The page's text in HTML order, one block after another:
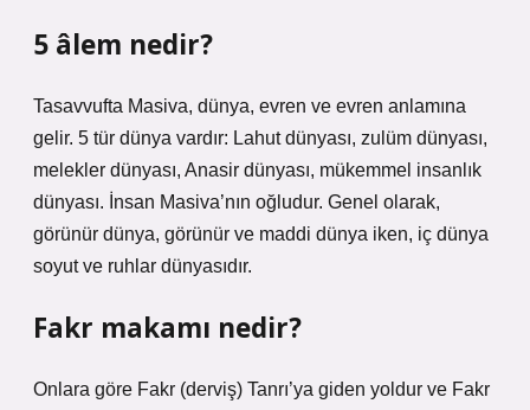
5 âlem nedir?
Tasavvufta Masiva, dünya, evren ve evren anlamına
gelir. 5 tür dünya vardır: Lahut dünyası, zulüm dünyası,
melekler dünyası, Anasir dünyası, mükemmel insanlık
dünyası. İnsan Masiva’nın oğludur. Genel olarak,
görünür dünya, görünür ve maddi dünya iken, iç dünya
soyut ve ruhlar dünyasıdır.
Fakr makamı nedir?
Onlara göre Fakr (derviş) Tanrı’ya giden yoldur ve Fakr